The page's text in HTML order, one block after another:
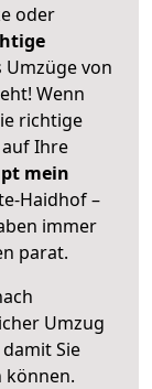
oder
Umzüge von
Wenn
richtige
Ihre
mein
Haidhof –
immer
parat.
Umzug
damit Sie
können.